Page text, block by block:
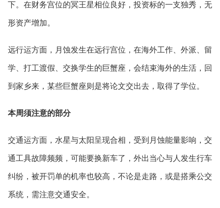
下。在财务宫位的冥王星相位良好，投资标的一支独秀，无
形资产增加。
远行运方面，月蚀发生在远行宫位，在海外工作、外派、留
学、打工渡假、交换学生的巨蟹座，会结束海外的生活，回
到家乡来，某些巨蟹座则是将论文交出去，取得了学位。
本周须注意的部分
交通运方面，水星与太阳呈现合相，受到月蚀能量影响，交
通工具故障频频，可能要换新车了，外出当心与人发生行车
纠纷，被开罚单的机率也较高，不论是走路，或是搭乘公交
系统，需注意交通安全。